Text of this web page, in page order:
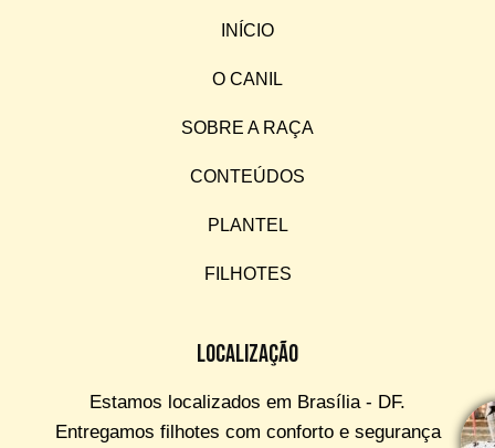
INÍCIO
O CANIL
SOBRE A RAÇA
CONTEÚDOS
PLANTEL
FILHOTES
Localização
Estamos localizados em Brasília - DF.
Entregamos filhotes com conforto e segurança